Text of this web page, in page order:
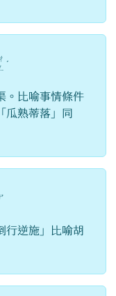
ㄔ
ˊ
。比喻事情條件
瓜熟蒂落」同
ㄕ
行逆施」比喻胡